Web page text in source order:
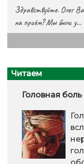
Здравствуйте. Олег
на приём? Мы были у…
Читаем
Головная боль